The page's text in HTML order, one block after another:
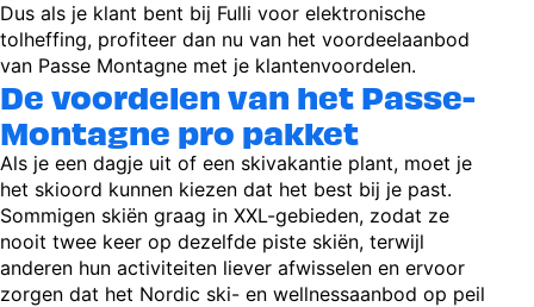
Dus als je klant bent bij Fulli voor elektronische
tolheffing, profiteer dan nu van het voordeelaanbod
van Passe Montagne met je klantenvoordelen.
De voordelen van het Passe-
Montagne pro pakket
Als je een dagje uit of een skivakantie plant, moet je
het skioord kunnen kiezen dat het best bij je past.
Sommigen skiën graag in XXL-gebieden, zodat ze
nooit twee keer op dezelfde piste skiën, terwijl
anderen hun activiteiten liever afwisselen en ervoor
zorgen dat het Nordic ski- en wellnessaanbod op peil